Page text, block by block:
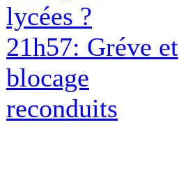
lycées ?
21h57: Gréve et
blocage
reconduits